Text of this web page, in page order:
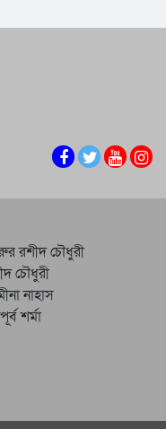
রশীদ চৌধুরী
চৌধুরী
নাহাস
শর্মা